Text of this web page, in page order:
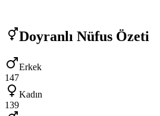
Doyranlı Nüfus Özeti
Erkek
147
Kadın
139